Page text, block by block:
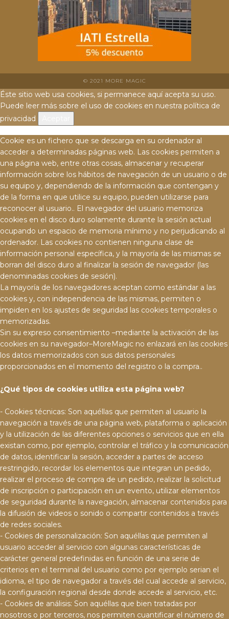
© 2021 MORE MAGIC
Éste sitio web usa cookies, si permanece aquí acepta su uso.
Puede leer más sobre el uso de cookies en nuestra política de
privacidad
Cookie es un fichero que se descarga en su ordenador al
acceder a determinadas páginas web. Las cookies permiten a
una página web, entre otras cosas, almacenar y recuperar
información sobre los hábitos de navegación de un usuario o de
su equipo y, dependiendo de la información que contengan y
de la forma en que utilice su equipo, pueden utilizarse para
reconocer al usuario.. El navegador del usuario memoriza
cookies en el disco duro solamente durante la sesión actual
ocupando un espacio de memoria mínimo y no perjudicando al
ordenador. Las cookies no contienen ninguna clase de
información personal específica, y la mayoría de las mismas se
borran del disco duro al finalizar la sesión de navegador (las
denominadas cookies de sesión).
La mayoría de los navegadores aceptan como estándar a las
cookies y, con independencia de las mismas, permiten o
impiden en los ajustes de seguridad las cookies temporales o
memorizadas.
Sin su expreso consentimiento –mediante la activación de las
cookies en su navegador–MoreMagic no enlazará en las cookies
los datos memorizados con sus datos personales
proporcionados en el momento del registro o la compra..
¿Qué tipos de cookies utiliza esta página web?
- Cookies técnicas: Son aquéllas que permiten al usuario la
navegación a través de una página web, plataforma o aplicación
y la utilización de las diferentes opciones o servicios que en ella
existan como, por ejemplo, controlar el tráfico y la comunicación
de datos, identificar la sesión, acceder a partes de acceso
restringido, recordar los elementos que integran un pedido,
realizar el proceso de compra de un pedido, realizar la solicitud
de inscripción o participación en un evento, utilizar elementos
de seguridad durante la navegación, almacenar contenidos para
la difusión de videos o sonido o compartir contenidos a través
de redes sociales.
- Cookies de personalización: Son aquéllas que permiten al
usuario acceder al servicio con algunas características de
carácter general predefinidas en función de una serie de
criterios en el terminal del usuario como por ejemplo serian el
idioma, el tipo de navegador a través del cual accede al servicio,
la configuración regional desde donde accede al servicio, etc.
- Cookies de análisis: Son aquéllas que bien tratadas por
nosotros o por terceros, nos permiten cuantificar el número de